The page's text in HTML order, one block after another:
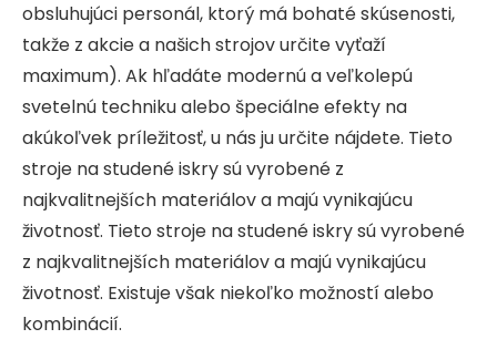
obsluhujúci personál, ktorý má bohaté skúsenosti,
takže z akcie a našich strojov určite vyťaží
maximum). Ak hľadáte modernú a veľkolepú
svetelnú techniku ​​alebo špeciálne efekty na
akúkoľvek príležitosť, u nás ju určite nájdete. Tieto
stroje na studené iskry sú vyrobené z
najkvalitnejších materiálov a majú vynikajúcu
životnosť. Tieto stroje na studené iskry sú vyrobené
z najkvalitnejších materiálov a majú vynikajúcu
životnosť. Existuje však niekoľko možností alebo
kombinácií.